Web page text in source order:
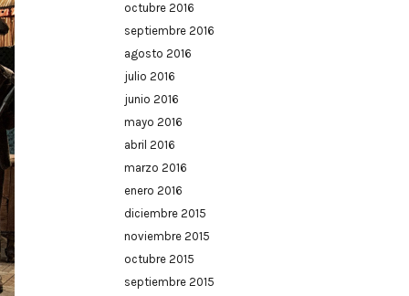
octubre 2016
septiembre 2016
agosto 2016
julio 2016
junio 2016
mayo 2016
abril 2016
marzo 2016
enero 2016
diciembre 2015
noviembre 2015
octubre 2015
septiembre 2015